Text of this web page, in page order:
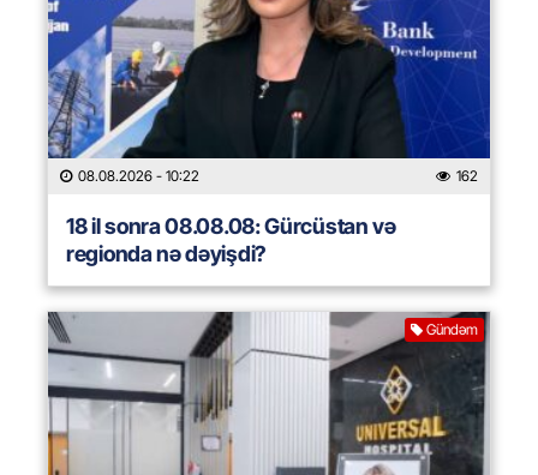
08.08.2026 - 10:22 162
18 il sonra 08.08.08: Gürcüstan və
regionda nə dəyişdi?
Gündəm